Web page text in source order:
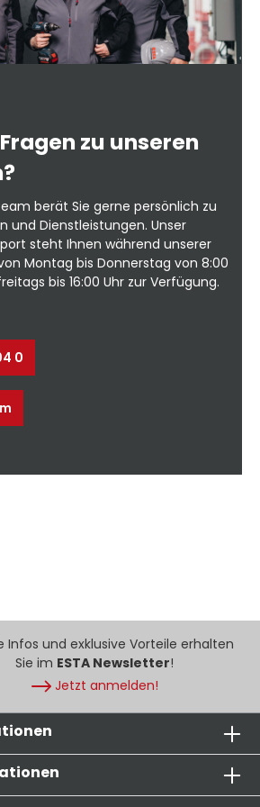
zu unseren
berät Sie gerne persönlich zu
und Dienstleistungen. Unser
steht Ihnen während unserer
Montag bis Donnerstag von 8:00
bis 16:00 Uhr zur Verfügung.
0
Infos und exklusive Vorteile erhalten
Sie im ESTA Newsletter!
Jetzt anmelden!